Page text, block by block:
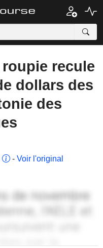
roupie recule
dollars des
des
- Voir l'original